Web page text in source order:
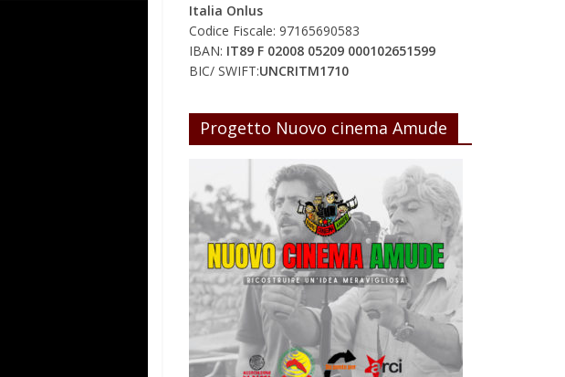
Italia Onlus
Codice Fiscale: 97165690583
IBAN: IT89 F 02008 05209 000102651599
BIC/ SWIFT:UNCRITM1710
Progetto Nuovo cinema Amude